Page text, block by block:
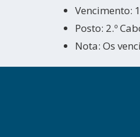
Vencimento:
Posto: 2.º
Nota: Os